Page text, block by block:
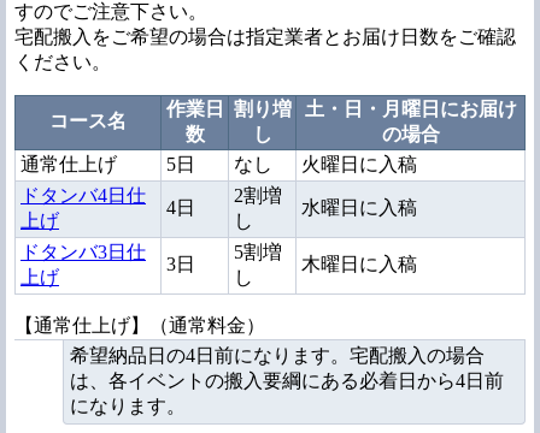
すのでご注意下さい。
宅配搬入をご希望の場合は指定業者とお届け日数をご確認
ください。
コース名
作業日
数
割り増
し
土・日・月曜日にお届け
の場合
通常仕上げ
5日 なし
火曜日に入稿
ドタンバ4日仕
上げ
4日
2割増
し
水曜日に入稿
ドタンバ3日仕
上げ
3日
5割増
し
木曜日に入稿
【通常仕上げ】（通常料金）
希望納品日の4日前になります。宅配搬入の場合
は、各イベントの搬入要綱にある必着日から4日前
になります。